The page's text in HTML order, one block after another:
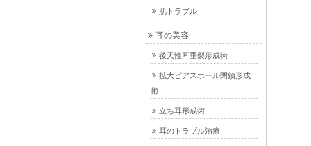
肌トラブル
耳の美容
後天性耳垂裂形成術
拡大ピアスホール閉鎖形成
術
立ち耳形成術
耳のトラブル治療